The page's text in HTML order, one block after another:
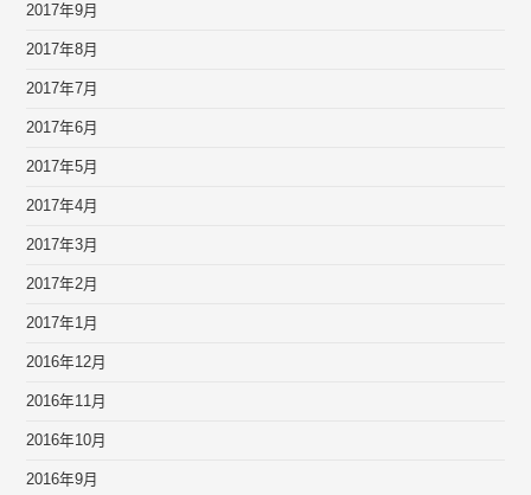
2017年9月
2017年8月
2017年7月
2017年6月
2017年5月
2017年4月
2017年3月
2017年2月
2017年1月
2016年12月
2016年11月
2016年10月
2016年9月